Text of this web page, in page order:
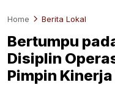
Home Berita Lokal
Bertumpu
Disiplin
Pimpin Kinerja